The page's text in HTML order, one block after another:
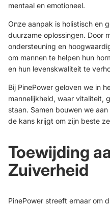
mentaal en emotioneel.
Onze aanpak is holistisch en
duurzame oplossingen. Door
ondersteuning en
om mannen te helpen hun
en hun levenskwaliteit te
Bij PinePower geloven we in
mannelijkheid, waar vitaliteit,
staan. Samen bouwen we
de kans krijgt om zijn beste
Toewijding
Zuiverheid
PinePower streeft ernaar om